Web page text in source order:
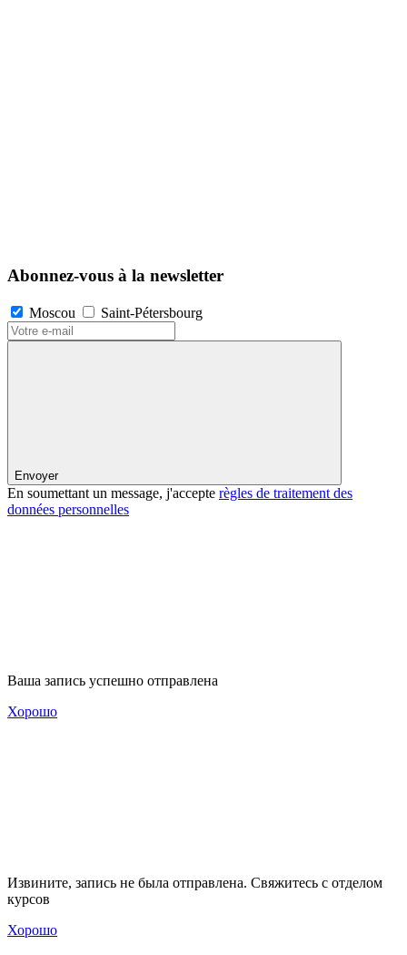
Abonnez-vous à la newsletter
Moscou Saint-Pétersbourg
Envoyer
En soumettant un message, j'accepte règles de traitement des
données personnelles
Ваша запись успешно отправлена
Хорошо
Извините, запись не была отправлена. Свяжитесь с отделом
курсов
Хорошо